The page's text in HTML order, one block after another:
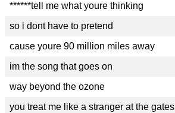
******tell me what youre thinking
so i dont have to pretend
cause youre 90 million miles away
im the song that goes on
way beyond the ozone
you treat me like a stranger at the gates